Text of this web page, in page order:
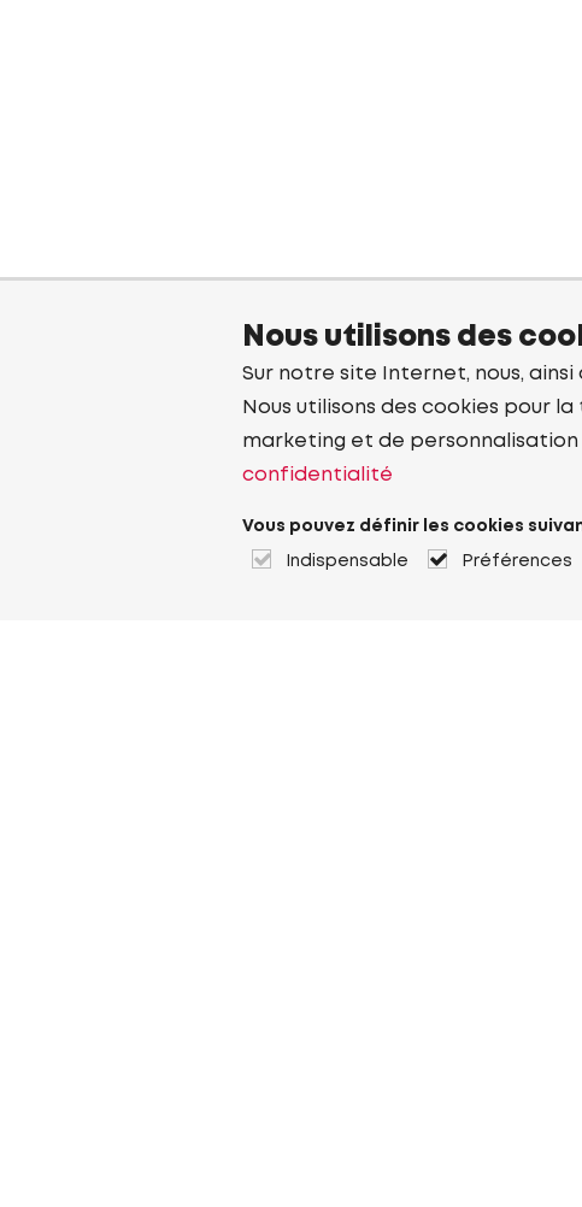
Nous utilisons des
Sur notre site Internet, nous, ainsi
Nous utilisons des cookies pour
marketing et de personnalisation
confidentialité
Vous pouvez définir les cookies
Indispensable Préférences